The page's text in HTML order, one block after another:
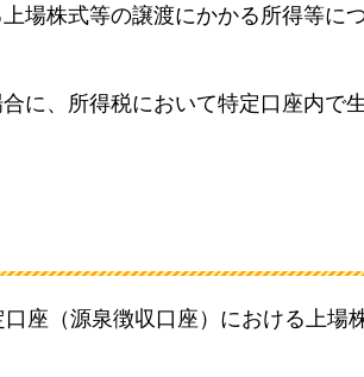
場株式等の譲渡にかかる所得等に
に、所得税において特定口座内で
座（源泉徴収口座）における上場